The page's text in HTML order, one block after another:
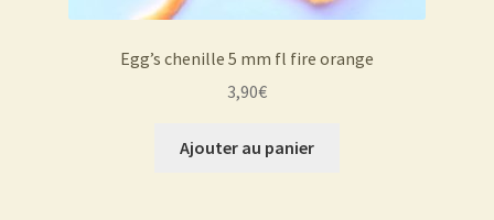
Egg’s chenille 5 mm fl fire orange
3,90€
Ajouter au panier